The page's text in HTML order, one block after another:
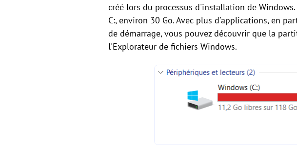
créé lors du processus d'installation de
C:, environ 30 Go. Avec plus d'applications, en
de démarrage, vous pouvez découvrir que la
l'Explorateur de fichiers Windows.